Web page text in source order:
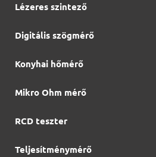
Lézeres szintező
Digitális szögmérő
Konyhai hőmérő
Mikro Ohm mérő
RCD teszter
Teljesítménymérő